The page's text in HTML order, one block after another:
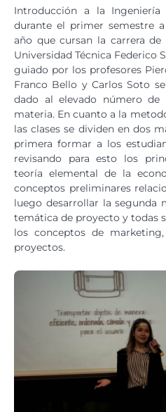
Introducción a la
durante el primer semestre
año que cursan la carrera
Universidad Técnica Federico
guiado por los profesores
Franco Bello y Carlos Soto
dado al elevado número de
materia. En cuanto a la
las clases se dividen en dos
primera formar a los
revisando para esto los
teoría elemental de la
conceptos preliminares
luego desarrollar la segunda
temática de proyecto y todas
los conceptos de
proyectos.